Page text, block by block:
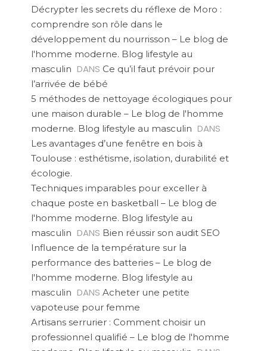
Décrypter les secrets du réflexe de Moro :
comprendre son rôle dans le
développement du nourrisson – Le blog de
l'homme moderne. Blog lifestyle au
masculin DANS Ce qu’il faut prévoir pour
l’arrivée de bébé
5 méthodes de nettoyage écologiques pour
une maison durable – Le blog de l'homme
moderne. Blog lifestyle au masculin DANS
Les avantages d’une fenêtre en bois à
Toulouse : esthétisme, isolation, durabilité et
écologie.
Techniques imparables pour exceller à
chaque poste en basketball – Le blog de
l'homme moderne. Blog lifestyle au
masculin DANS Bien réussir son audit SEO
Influence de la température sur la
performance des batteries – Le blog de
l'homme moderne. Blog lifestyle au
masculin DANS Acheter une petite
vapoteuse pour femme
Artisans serrurier : Comment choisir un
professionnel qualifié – Le blog de l'homme